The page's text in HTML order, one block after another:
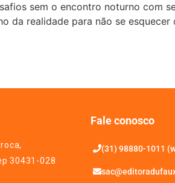
sem o encontro noturno com
da realidade para não se esquecer
30431-028
Fale conosco
(31) 98880-1011